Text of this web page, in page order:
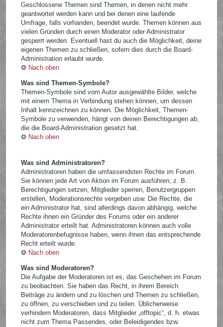
Geschlossene Themen sind Themen, in denen nicht mehr
geantwortet werden kann und bei denen eine laufende
Umfrage, falls vorhanden, beendet wurde. Themen können aus
vielen Gründen durch einen Moderator oder Administrator
gesperrt werden. Eventuell hast du auch die Möglichkeit, deine
eigenen Themen zu schließen, sofern dies durch die Board-
Administration erlaubt wurde.
Nach oben
Was sind Themen-Symbole?
Themen-Symbole sind vom Autor ausgewählte Bilder, welche
mit einem Thema in Verbindung stehen können, um dessen
Inhalt kennzeichnen zu können. Die Möglichkeit, Themen-
Symbole zu verwenden, hängt von deinen Berechtigungen ab,
die die Board-Administration gesetzt hat.
Nach oben
Was sind Administratoren?
Administratoren haben die umfassendsten Rechte im Forum.
Sie können jede Art von Aktion im Forum ausführen; z. B.
Berechtigungen setzen, Mitglieder sperren, Benutzergruppen
erstellen, Moderationsrechte vergeben usw. Die Rechte, die
ein Administrator hat, sind allerdings davon abhängig, welche
Rechte ihnen ein Gründer des Forums oder ein anderer
Administrator erteilt hat. Administratoren können auch volle
Moderatorenbefugnisse haben, wenn ihnen das entsprechende
Recht erteilt wurde.
Nach oben
Was sind Moderatoren?
Die Aufgabe der Moderatoren ist es, das Geschehen im Forum
zu beobachten. Sie haben das Recht, in ihrem Bereich
Beiträge zu ändern und zu löschen und Themen zu schließen,
zu öffnen, zu verschieben und zu teilen. Üblicherweise
verhindern Moderatoren, dass Mitglieder „offtopic“, d. h. etwas
nicht zum Thema Passendes, oder Beleidigendes bzw.